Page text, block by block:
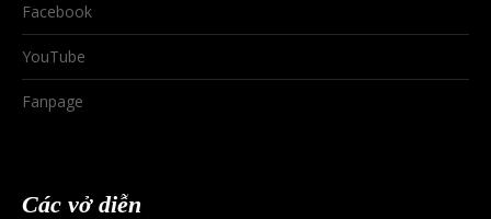
Facebook
YouTube
Fanpage
Các vở diễn